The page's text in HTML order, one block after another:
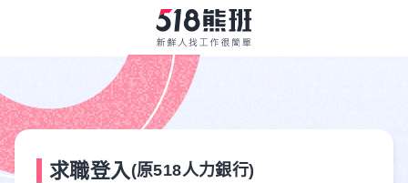
求職登入 (原518人力銀行)